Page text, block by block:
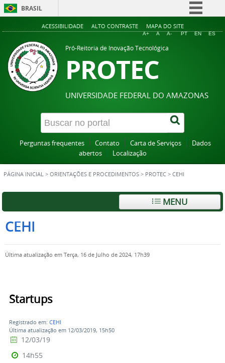
BRASIL
Simplifique!
Acesso à informação
ACESSIBILIDADE ALTO CONTRASTE MAPA DO SITE
A+ A A- PT EN ES
Pró-Reitoria de Inovação Tecnológica
PROTEC
UNIVERSIDADE FEDERAL DO AMAZONAS
Perguntas frequentes Contato Carta de Serviços
Dados
abertos
Localização
PÁGINA INICIAL > ORIENTAÇÕES E PROCEDIMENTOS > PROTEC > CEHI
MENU
CEHI
Última atualização em Terça, 16 de Julho de 2024, 17h39
Startups
Registrado em: CEHI
Última atualização em 12/03/2019, 15h50
12/03/19
14h55